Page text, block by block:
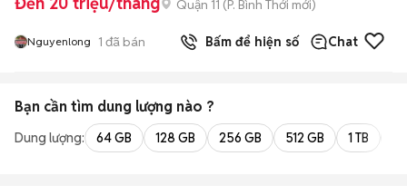
Quận 11 (P. Bình Thới mới)
Nguyenlong 1 đã bán Bấm để hiện số Chat
Bạn cần tìm dung lượng nào ?
Dung lượng: 64 GB 128 GB 256 GB 512 GB 1 TB